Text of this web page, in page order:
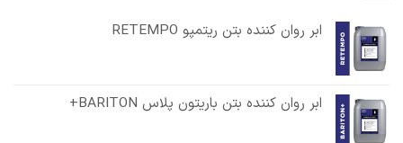
ابر روان کننده بتن ریتمپو RETEMPO
ابر روان کننده بتن باریتون پلاس BARITON+